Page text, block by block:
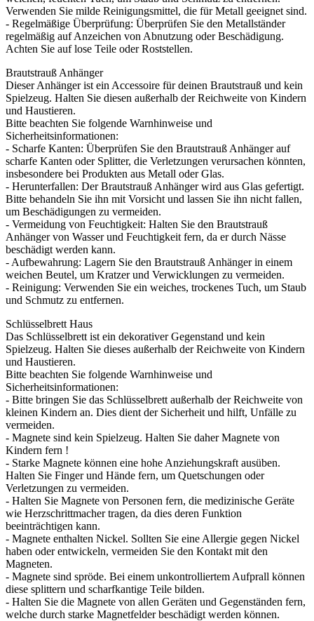
Verwenden Sie milde Reinigungsmittel, die für Metall geeignet sind.
- Regelmäßige Überprüfung: Überprüfen Sie den Metallständer
regelmäßig auf Anzeichen von Abnutzung oder Beschädigung.
Achten Sie auf lose Teile oder Roststellen.
Brautstrauß Anhänger
Dieser Anhänger ist ein Accessoire für deinen Brautstrauß und kein
Spielzeug. Halten Sie diesen außerhalb der Reichweite von Kindern
und Haustieren.
Bitte beachten Sie folgende Warnhinweise und
Sicherheitsinformationen:
- Scharfe Kanten: Überprüfen Sie den Brautstrauß Anhänger auf
scharfe Kanten oder Splitter, die Verletzungen verursachen könnten,
insbesondere bei Produkten aus Metall oder Glas.
- Herunterfallen: Der Brautstrauß Anhänger wird aus Glas gefertigt.
Bitte behandeln Sie ihn mit Vorsicht und lassen Sie ihn nicht fallen,
um Beschädigungen zu vermeiden.
- Vermeidung von Feuchtigkeit: Halten Sie den Brautstrauß
Anhänger von Wasser und Feuchtigkeit fern, da er durch Nässe
beschädigt werden kann.
- Aufbewahrung: Lagern Sie den Brautstrauß Anhänger in einem
weichen Beutel, um Kratzer und Verwicklungen zu vermeiden.
- Reinigung: Verwenden Sie ein weiches, trockenes Tuch, um Staub
und Schmutz zu entfernen.
Schlüsselbrett Haus
Das Schlüsselbrett ist ein dekorativer Gegenstand und kein
Spielzeug. Halten Sie dieses außerhalb der Reichweite von Kindern
und Haustieren.
Bitte beachten Sie folgende Warnhinweise und
Sicherheitsinformationen:
- Bitte bringen Sie das Schlüsselbrett außerhalb der Reichweite von
kleinen Kindern an. Dies dient der Sicherheit und hilft, Unfälle zu
vermeiden.
- Magnete sind kein Spielzeug. Halten Sie daher Magnete von
Kindern fern !
- Starke Magnete können eine hohe Anziehungskraft ausüben.
Halten Sie Finger und Hände fern, um Quetschungen oder
Verletzungen zu vermeiden.
- Halten Sie Magnete von Personen fern, die medizinische Geräte
wie Herzschrittmacher tragen, da dies deren Funktion
beeinträchtigen kann.
- Magnete enthalten Nickel. Sollten Sie eine Allergie gegen Nickel
haben oder entwickeln, vermeiden Sie den Kontakt mit den
Magneten.
- Magnete sind spröde. Bei einem unkontrolliertem Aufprall können
diese splittern und scharfkantige Teile bilden.
- Halten Sie die Magnete von allen Geräten und Gegenständen fern,
welche durch starke Magnetfelder beschädigt werden können.